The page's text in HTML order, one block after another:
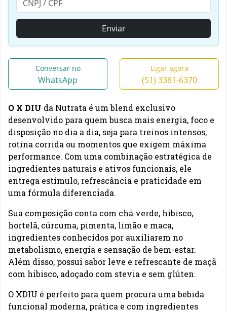
Enviar
Conversar no
WhatsApp
Ligar agora
(51) 3381-6370
O X DIU da Nutrata é um blend exclusivo
desenvolvido para quem busca mais energia, foco e
disposição no dia a dia, seja para treinos intensos,
rotina corrida ou momentos que exigem máxima
performance. Com uma combinação estratégica de
ingredientes naturais e ativos funcionais, ele
entrega estímulo, refrescância e praticidade em
uma fórmula diferenciada.
Sua composição conta com chá verde, hibisco,
hortelã, cúrcuma, pimenta, limão e maca,
ingredientes conhecidos por auxiliarem no
metabolismo, energia e sensação de bem-estar.
Além disso, possui sabor leve e refrescante de maçã
com hibisco, adoçado com stevia e sem glúten.
O XDIU é perfeito para quem procura uma bebida
funcional moderna, prática e com ingredientes